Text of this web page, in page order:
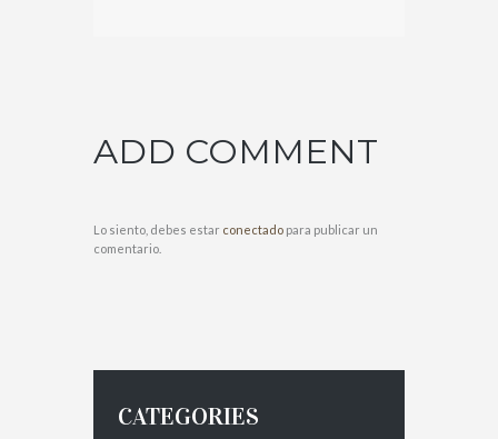
ADD COMMENT
Lo siento, debes estar conectado para publicar un
comentario.
CATEGORIES